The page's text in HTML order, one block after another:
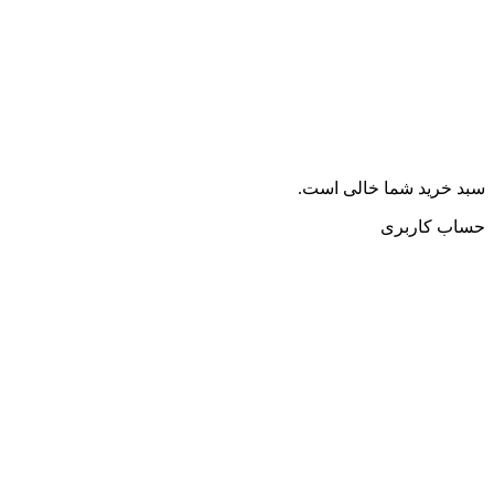
سبد خرید شما خالی است.
حساب کاربری